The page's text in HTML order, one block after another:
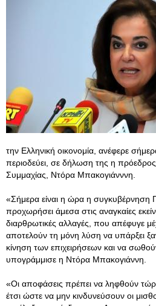
την Ελληνική οικονομία, ανέφερε
περιοδεύει, σε δήλωση της η
Συμμαχίας, Ντόρα Μπακογιάνννη.
«Σήμερα είναι η ώρα η
προχωρήσει άμεσα στις αναγκαίες
διαρθρωτικές αλλαγές, που απέφυγε
αποτελούν τη μόνη λύση να υπάρξει
κίνηση των επιχειρήσεων και να
υπογράμμισε η Ντόρα Μπακογιάννη.
«Οι αποφάσεις πρέπει να ληφθούν
έτσι ώστε να μην κινδυνεύσουν οι